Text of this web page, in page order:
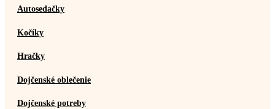
Autosedačky
Kočíky
Hračky
Dojčenské oblečenie
Dojčenské potreby